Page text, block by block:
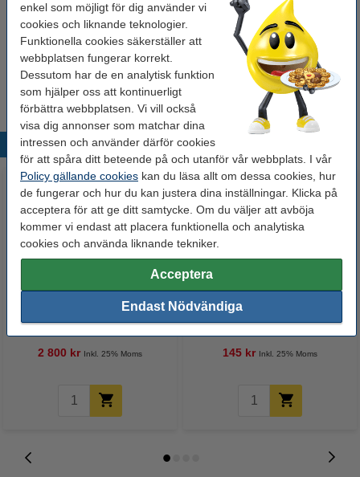
enkel som möjligt för dig använder vi
cookies och liknande teknologier.
Funktionella cookies säkerställer att
webbplatsen fungerar korrekt.
Dessutom har de en analytisk funktion
som hjälper oss att kontinuerligt
förbättra webbplatsen. Vi vill också
visa dig annonser som matchar dina
intressen och använder därför cookies
för att spåra ditt beteende på och utanför vår webbplats. I vår
Policy gällande cookies kan du läsa allt om dessa cookies, hur
de fungerar och hur du kan justera dina inställningar. Klicka på
acceptera för att ge ditt samtycke. Om du väljer att avböja
kommer vi endast att placera funktionella och analytiska
cookies och använda liknande tekniker.
Acceptera
Endast Nödvändiga
Spänning: 3,7 V
Dimbar: nej
Ljusfärg: Varmvit/Kalllvit
Populära produkter
59A (CF259A) svart toner 2-
2 800 kr Inkl. 25% Moms
Clairefontaine 1101PC | 250 ark
145 kr Inkl. 25% Moms